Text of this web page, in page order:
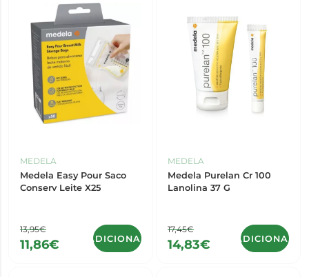
MEDELA
Medela Easy Pour Saco
Conserv Leite X25
13,95€
11,86€ ADICIONAR
MEDELA
Medela Purelan Cr 100
Lanolina 37 G
17,45€
14,83€ ADICIONAR